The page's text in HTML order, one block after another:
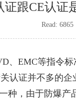
证跟CE认证
Read: 6865
、EMC等指令
认证并不多的
，由于防爆